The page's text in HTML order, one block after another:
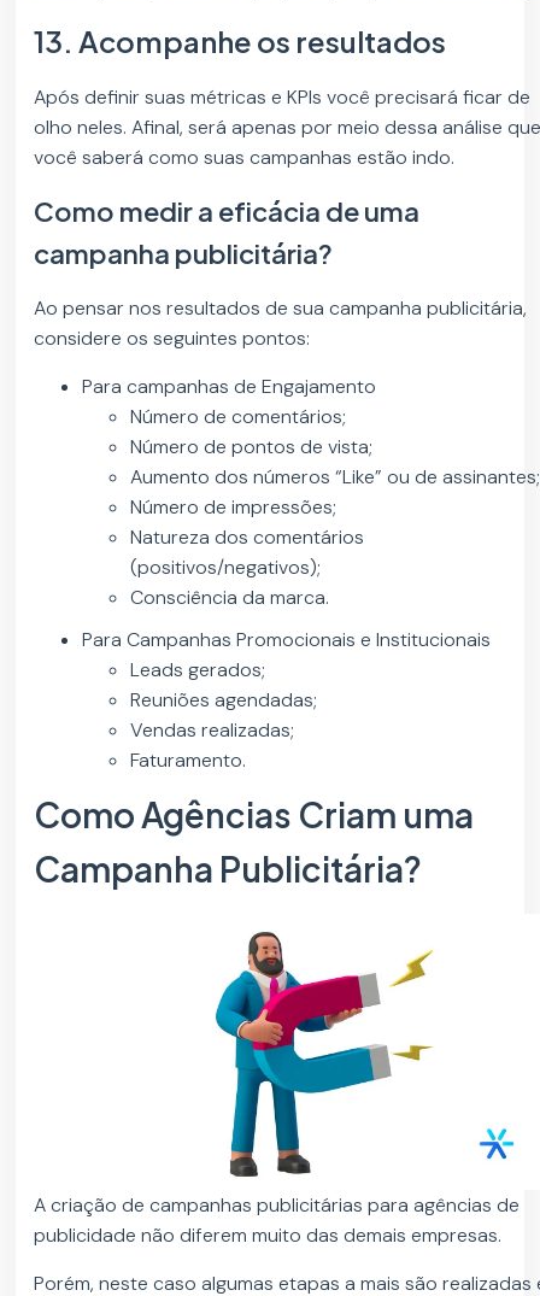
13. Acompanhe os resultados
Após definir suas métricas e KPIs você precisará ficar de
olho neles. Afinal, será apenas por meio dessa análise
você saberá como suas campanhas estão indo.
Como medir a eficácia de uma
campanha publicitária?
Ao pensar nos resultados de sua campanha publicitária,
considere os seguintes pontos:
Para campanhas de Engajamento
Número de comentários;
Número de pontos de vista;
Aumento dos números “Like” ou de assinantes;
Número de impressões;
Natureza dos comentários
(positivos/negativos);
Consciência da marca.
Para Campanhas Promocionais e Institucionais
Leads gerados;
Reuniões agendadas;
Vendas realizadas;
Faturamento.
Como Agências Criam uma
Campanha Publicitária?
A criação de campanhas publicitárias para agências de
publicidade não diferem muito das demais empresas.
Porém, neste caso algumas etapas a mais são realizadas